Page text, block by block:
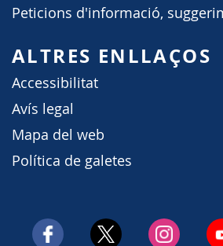
Peticions d'informació,
ALTRES ENLLAÇOS
Accessibilitat
Avís legal
Mapa del web
Política de galetes